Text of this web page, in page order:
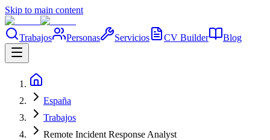
Skip to main content
Trabajos Personas Servicios CV Builder Blog
España
Trabajos
Remote Incident Response Analyst